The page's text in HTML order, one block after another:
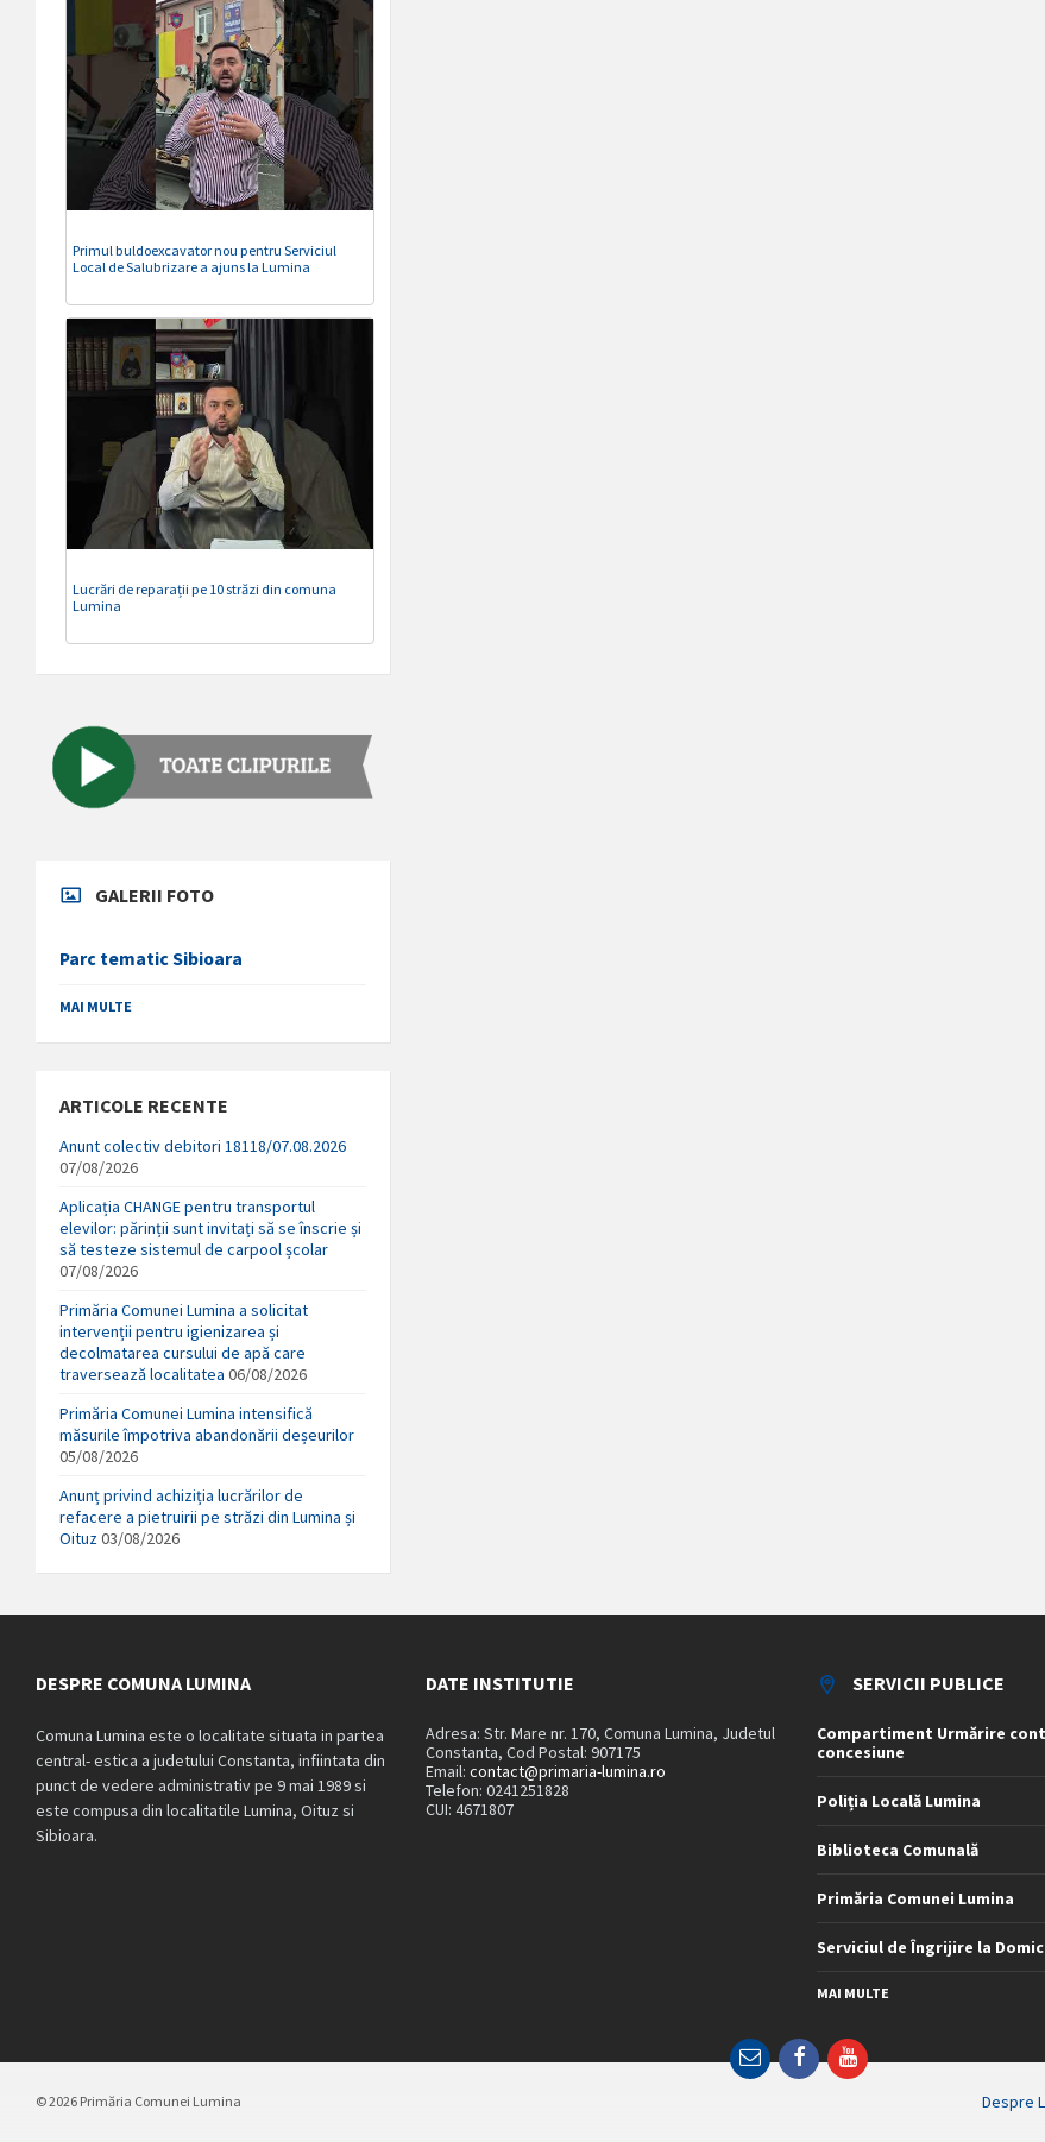
Primul buldoexcavator nou pentru Serviciul
Local de Salubrizare a ajuns la Lumina
Lucrări de reparații pe 10 străzi din comuna
Lumina
GALERII FOTO
Parc tematic Sibioara
MAI MULTE
ARTICOLE RECENTE
Anunt colectiv debitori 18118/07.08.2026
07/08/2026
Aplicația CHANGE pentru transportul
elevilor: părinții sunt invitați să se înscrie și
să testeze sistemul de carpool școlar
07/08/2026
Primăria Comunei Lumina a solicitat
intervenții pentru igienizarea și
decolmatarea cursului de apă care
traversează localitatea 06/08/2026
Primăria Comunei Lumina intensifică
măsurile împotriva abandonării deșeurilor
05/08/2026
Anunț privind achiziția lucrărilor de
refacere a pietruirii pe străzi din Lumina și
Oituz03/08/2026
DESPRE COMUNA LUMINA
Comuna Lumina este o localitate situata in partea
central- estica a judetului Constanta, infiintata din
punct de vedere administrativ pe 9 mai 1989 si
este compusa din localitatile Lumina, Oituz si
Sibioara.
DATE INSTITUTIE
Adresa: Str. Mare nr. 170, Comuna Lumina, Judetul
Constanta, Cod Postal: 907175
Email:contact@primaria-lumina.ro
Telefon: 0241251828
CUI: 4671807
SERVICII PUBLICE
Compartiment Urmărire
concesiune
Poliția Locală Lumina
Biblioteca Comunală
Primăria Comunei Lumina
Serviciul de Îngrijire la
MAI MULTE
EmailFacebookYouTube
Despre
© 2026 Primăria Comunei Lumina